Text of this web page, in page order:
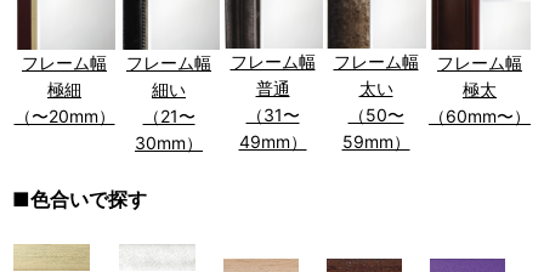
フレーム幅
極細
（〜20mm）
フレーム幅
細い
（21〜
30mm）
フレーム幅
普通
（31〜
49mm）
フレーム幅
太い
（50〜
59mm）
フレーム幅
極太
（60mm〜）
■色合いで探す